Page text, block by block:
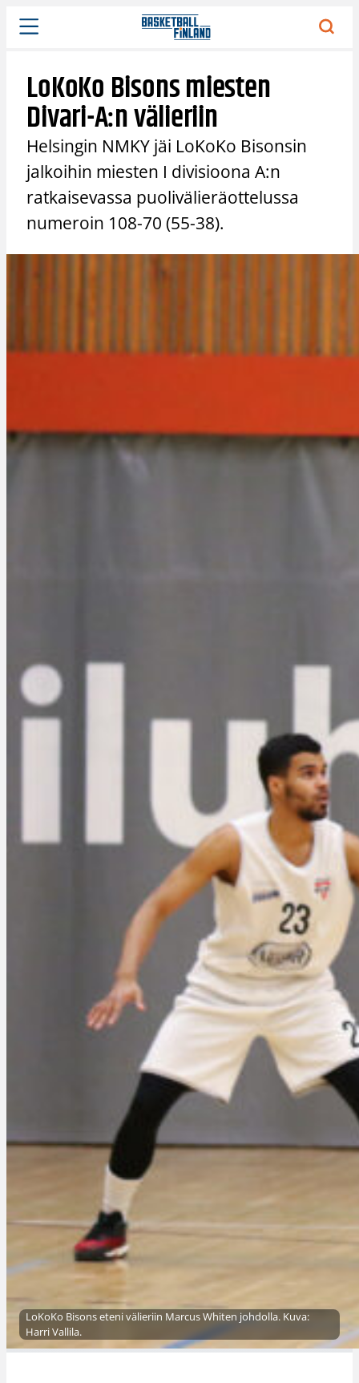
Siirry
sisältöön
LoKoKo Bisons miesten
Divari-A:n välieriin
Helsingin NMKY jäi LoKoKo Bisonsin
jalkoihin miesten I divisioona A:n
ratkaisevassa puolivälieräottelussa
numeroin 108-70 (55-38).
LoKoKo Bisons eteni välieriin Marcus Whiten johdolla. Kuva:
Harri Vallila.